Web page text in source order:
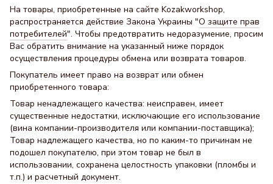
На товары, приобретенные на сайте Kozakworkshop,
распространяется действие Закона Украины "О защите прав
потребителей". Чтобы предотвратить недоразумение, просим
Вас обратить внимание на указанный ниже порядок
осуществления процедуры обмена или возврата товаров.
Покупатель имеет право на возврат или обмен
приобретенного товара:
Товар ненадлежащего качества: неисправен, имеет
существенные недостатки, исключающие его использование
(вина компании-производителя или компании-поставщика);
Товар надлежащего качества, но по каким-то причинам не
подошел покупателю, при этом товар не был в
использовании, сохранена целостность упаковки (пломбы и
т.п.) и расчетный документ.